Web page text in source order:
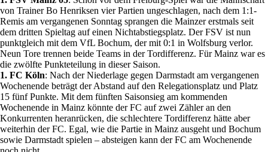
von Trainer Bo Henriksen vier Partien ungeschlagen, nach dem 1:1-
Remis am vergangenen Sonntag sprangen die Mainzer erstmals seit
dem dritten Spieltag auf einen Nichtabstiegsplatz. Der FSV ist nun
punktgleich mit dem VfL Bochum, der mit 0:1 in Wolfsburg verlor.
Neun Tore trennen beide Teams in der Tordifferenz. Für Mainz war es
die zwölfte Punkteteilung in dieser Saison.
1. FC Köln: Nach der Niederlage gegen Darmstadt am vergangenen
Wochenende beträgt der Abstand auf den Relegationsplatz und Platz
15 fünf Punkte. Mit dem fünften Saisonsieg am kommenden
Wochenende in Mainz könnte der FC auf zwei Zähler an den
Konkurrenten heranrücken, die schlechtere Tordifferenz hätte aber
weiterhin der FC. Egal, wie die Partie in Mainz ausgeht und Bochum
sowie Darmstadt spielen – absteigen kann der FC am Wochenende